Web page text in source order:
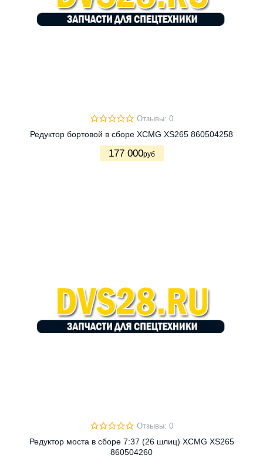
Отзывы: 0
Редуктор бортовой в сборе XCMG XS265 860504258
177 000руб
Отзывы: 0
Редуктор моста в сборе 7:37 (26 шлиц) XCMG XS265
860504260